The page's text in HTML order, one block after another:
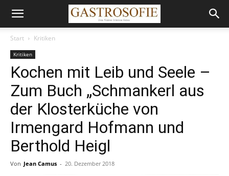
Start Kritiken
Kritiken
Kochen mit Leib und Seele –
Zum Buch „Schmankerl aus
der Klosterküche von
Irmengard Hofmann und
Berthold Heigl
Von Jean Camus - 20. Dezember 2018